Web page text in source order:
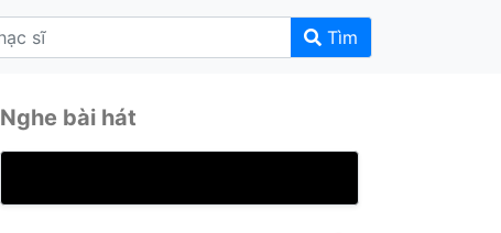
Tìm
Nghe bài hát